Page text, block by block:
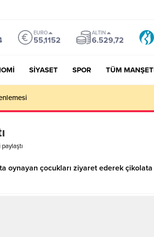
EURO
55,1152
ALTIN
6.529,72
SİYASET SPOR TÜM
oynayan çocukları ziyaret ederek